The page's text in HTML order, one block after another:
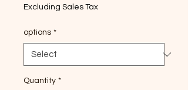
Excluding Sales Tax
options *
Quantity *